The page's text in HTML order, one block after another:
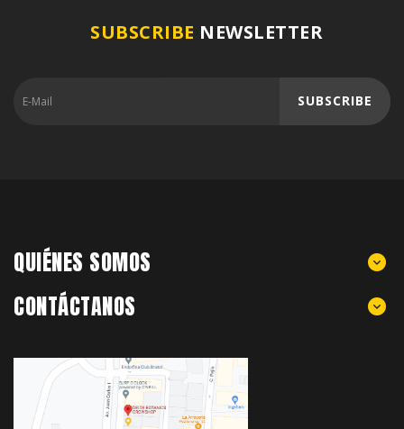
SUBSCRIBE NEWSLETTER
SUBSCRIBE
QUIÉNES SOMOS
CONTÁCTANOS